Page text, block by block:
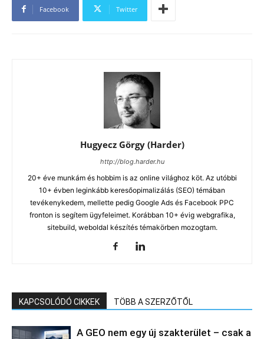
Facebook Twitter
Hugyecz Görgy (Harder)
http://blog.harder.hu
20+ éve munkám és hobbim is az online világhoz köt. Az utóbbi
10+ évben leginkább keresőopimalizálás (SEO) témában
tevékenykedem, mellette pedig Google Ads és Facebook PPC
fronton is segítem ügyfeleimet. Korábban 10+ évig webgrafika,
sitebuild, weboldal készítés témakörben mozogtam.
KAPCSOLÓDÓ CIKKEK TÖBB A SZERZŐTŐL
A GEO nem egy új szakterület – csak a